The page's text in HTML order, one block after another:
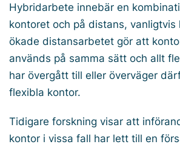
Hybridarbete innebär en
kontoret och på distans, vanligtvis
ökade distansarbetet gör att
används på samma sätt och allt
har övergått till eller överväger
flexibla kontor.
Tidigare forskning visar att
kontor i vissa fall har lett till en